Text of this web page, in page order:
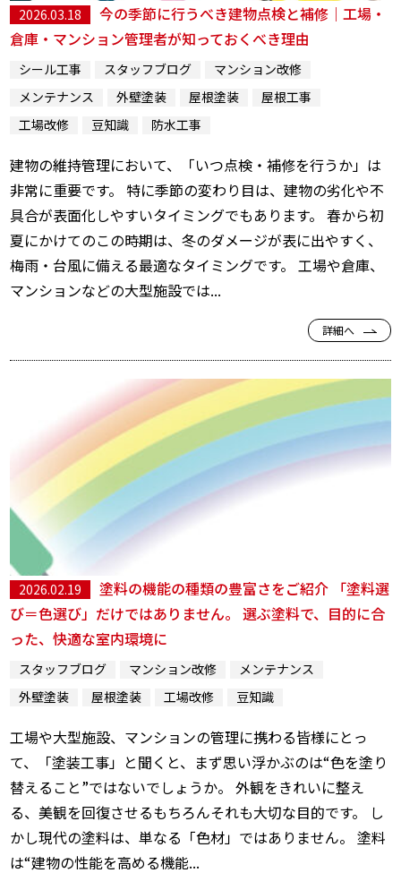
2026.03.18
今の季節に行うべき建物点検と補修｜工場・
倉庫・マンション管理者が知っておくべき理由
シール工事 スタッフブログ
マンション改修
メンテナンス
外壁塗装 屋根塗装
屋根工事
工場改修
豆知識 防水工事
建物の維持管理において、「いつ点検・補修を行うか」は
非常に重要です。 特に季節の変わり目は、建物の劣化や不
具合が表面化しやすいタイミングでもあります。 春から初
夏にかけてのこの時期は、冬のダメージが表に出やすく、
梅雨・台風に備える最適なタイミングです。 工場や倉庫、
マンションなどの大型施設では...
詳細へ
2026.02.19
塗料の機能の種類の豊富さをご紹介 「塗料選
び＝色選び」だけではありません。 選ぶ塗料で、目的に合
った、快適な室内環境に
スタッフブログ マンション改修
メンテナンス
外壁塗装
屋根塗装 工場改修 豆知識
工場や大型施設、マンションの管理に携わる皆様にとっ
て、「塗装工事」と聞くと、まず思い浮かぶのは“色を塗り
替えること”ではないでしょうか。 外観をきれいに整え
る、美観を回復させる――もちろんそれも大切な目的です。 し
かし現代の塗料は、単なる「色材」ではありません。 塗料
は“建物の性能を高める機能...